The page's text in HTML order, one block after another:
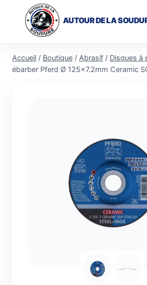
contenu
AUTOUR DE LA
Accueil / Boutique / Abrasif / Disques à
ébarber Pferd Ø 125×7.2mm Ceramic